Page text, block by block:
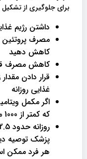
برای جلوگیری از
داشتن رژیم
کاهش دهید
کاهش مصرف
قرار دادن
غذایی روزانه
که کمتر از 1000 میلی گرم در روز باشد.
پزشک توصیه
هر فرد ممکن